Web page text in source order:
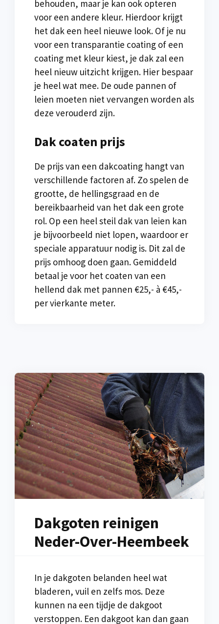
behouden, maar je kan ook opteren
voor een andere kleur. Hierdoor krijgt
het dak een heel nieuwe look. Of je nu
voor een transparantie coating of een
coating met kleur kiest, je dak zal een
heel nieuw uitzicht krijgen. Hier bespaar
je heel wat mee. De oude pannen of
leien moeten niet vervangen worden als
deze verouderd zijn.
Dak coaten prijs
De prijs van een dakcoating hangt van
verschillende factoren af. Zo spelen de
grootte, de hellingsgraad en de
bereikbaarheid van het dak een grote
rol. Op een heel steil dak van leien kan
je bijvoorbeeld niet lopen, waardoor er
speciale apparatuur nodig is. Dit zal de
prijs omhoog doen gaan. Gemiddeld
betaal je voor het coaten van een
hellend dak met pannen €25,- à €45,-
per vierkante meter.
Dakgoten reinigen
Neder-Over-Heembeek
In je dakgoten belanden heel wat
bladeren, vuil en zelfs mos. Deze
kunnen na een tijdje de dakgoot
verstoppen. Een dakgoot kan dan gaan